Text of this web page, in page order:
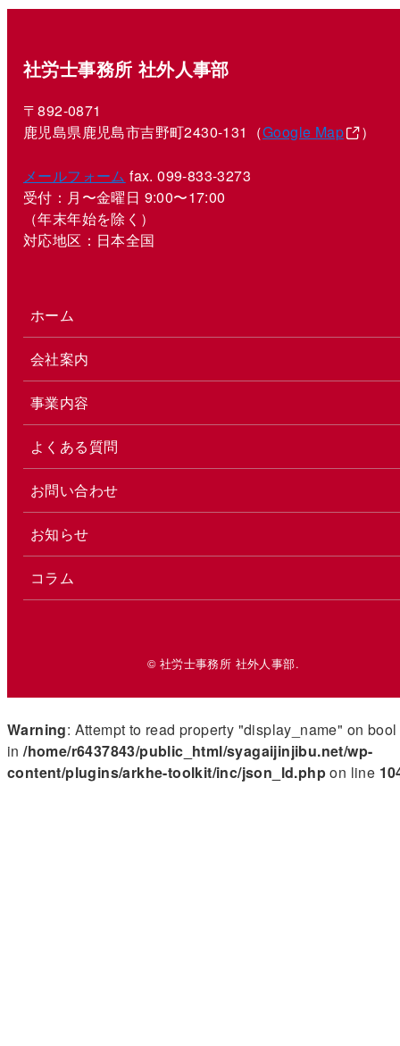
社労士事務所 社外人事部
〒892-0871
鹿児島県鹿児島市吉野町2430-131（Google Map ）
メールフォーム fax. 099-833-3273
受付：月〜金曜日 9:00〜17:00
（年末年始を除く）
対応地区：日本全国
ホーム
会社案内
事業内容
よくある質問
お問い合わせ
お知らせ
コラム
© 社労士事務所 社外人事部.
Warning: Attempt to read property "display_name" on bool
in/home/r6437843/public_html/syagaijinjibu.net/wp-
content/plugins/arkhe-toolkit/inc/json_ld.phpon line